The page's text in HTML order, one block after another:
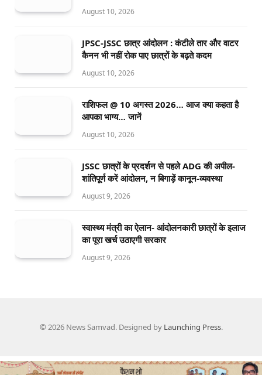
August 10, 2026
JPSC-JSSC छात्र आंदोलन : कंटीले तार और वाटर
कैनन भी नहीं रोक पाए छात्रों के बढ़ते कदम
August 10, 2026
राशिफल @ 10 अगस्त 2026… आज क्या कहता है
आपका भाग्य… जानें
August 10, 2026
JSSC छात्रों के प्रदर्शन से पहले ADG की अपील-
शांतिपूर्ण करें आंदोलन, न बिगाड़ें कानून-व्यवस्था
August 9, 2026
स्वास्थ्य मंत्री का ऐलान- आंदोलनकारी छात्रों के इलाज
का पूरा खर्च उठाएगी सरकार
August 9, 2026
© 2026 News Samvad. Designed by Launching Press.